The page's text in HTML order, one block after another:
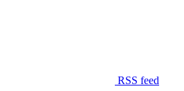
RSS feed